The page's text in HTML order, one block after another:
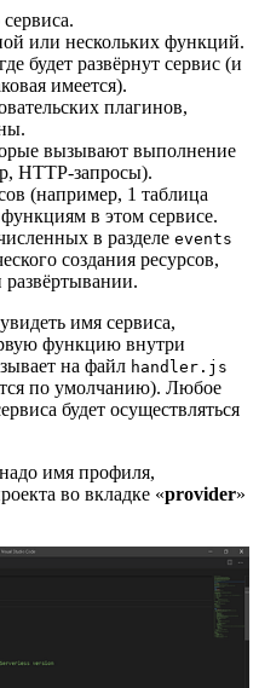
или нескольких функций.
будет развёрнут сервис (и
имеется).
плагинов,
вызывают выполнение
HTTP-запросы).
(например, 1 таблица
в этом сервисе.
в разделе events
создания ресурсов,
имя сервиса,
функцию внутри
на файл handler.js
по умолчанию). Любое
будет осуществляться
имя профиля,
во вкладке «provider»